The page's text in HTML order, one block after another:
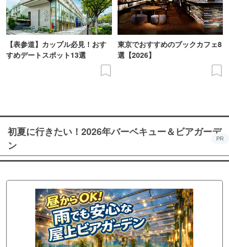
【表参道】カップル必見！おす
すめデートスポット13選
東京でおすすめのブックカフェ8
選【2026】
初夏に行きたい！2026年バーベキュー＆ビアガーデ
ン
PR